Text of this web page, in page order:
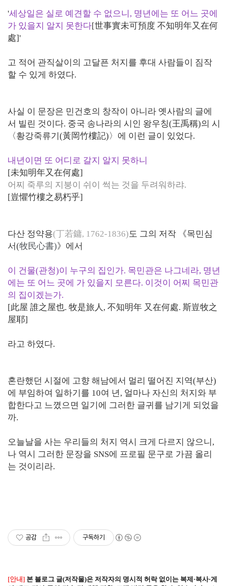
'세상일은 실로 예견할 수 없으니, 명년에는 또 어느 곳에
가 있을지 알지 못한다[世事實未可預度 不知明年又在何
處]'
고 적어 관직살이의 고달픈 처지를 후대 사람들이 짐작
할 수 있게 하였다.
사실 이 문장은 민건호의 창작이 아니라 옛사람의 글에
서 빌린 것이다. 중국 송나라의 시인 왕우칭(王禹稱)의 시
〈황강죽류기(黃岡竹樓記)〉에 이런 글이 있었다.
내년이면 또 어디로 갈지 알지 못하니
[未知明年又在何處]
어찌 죽루의 지붕이 쉬이 썩는 것을 두려워하랴.
[豈懼竹樓之易朽乎]
다산 정약용(丁若鏞, 1762-1836)도 그의 저작 《목민심
서(牧民心書)》에서
이 건물(관청)이 누구의 집인가. 목민관은 나그네라, 명년
에는 또 어느 곳에 가 있을지 모른다. 이것이 어찌 목민관
의 집이겠는가.
[此屋 誰之屋也. 牧是旅人, 不知明年 又在何處. 斯豈牧之
屋耶]
라고 하였다.
혼란했던 시절에 고향 해남에서 멀리 떨어진 지역(부산)
에 부임하여 일하기를 10여 년, 얼마나 자신의 처지와 부
합한다고 느꼈으면 일기에 그러한 글귀를 남기게 되었을
까.
오늘날을 사는 우리들의 처지 역시 크게 다르지 않으니,
나 역시 그러한 문장을 SNS에 프로필 문구로 가끔 올리
는 것이리라.
공감 구독하기
[안내] 본 블로그 글(저작물)은 저작자의 명시적 허락 없이는 복제·복사·게